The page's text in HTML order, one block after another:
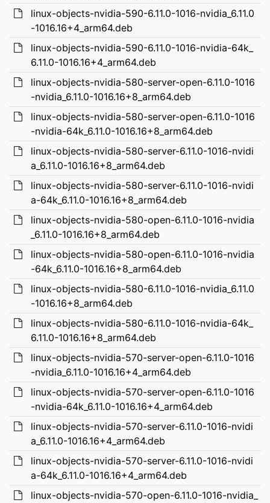
linux-objects-nvidia-590-6.11.0-1016-nvidia_6.11.0
-1016.16+4_arm64.deb
linux-objects-nvidia-590-6.11.0-1016-nvidia-64k_
6.11.0-1016.16+4_arm64.deb
linux-objects-nvidia-580-server-open-6.11.0-1016
-nvidia_6.11.0-1016.16+8_arm64.deb
linux-objects-nvidia-580-server-open-6.11.0-1016
-nvidia-64k_6.11.0-1016.16+8_arm64.deb
linux-objects-nvidia-580-server-6.11.0-1016-nvidi
a_6.11.0-1016.16+8_arm64.deb
linux-objects-nvidia-580-server-6.11.0-1016-nvidi
a-64k_6.11.0-1016.16+8_arm64.deb
linux-objects-nvidia-580-open-6.11.0-1016-nvidia
_6.11.0-1016.16+8_arm64.deb
linux-objects-nvidia-580-open-6.11.0-1016-nvidia
-64k_6.11.0-1016.16+8_arm64.deb
linux-objects-nvidia-580-6.11.0-1016-nvidia_6.11.0
-1016.16+8_arm64.deb
linux-objects-nvidia-580-6.11.0-1016-nvidia-64k_
6.11.0-1016.16+8_arm64.deb
linux-objects-nvidia-570-server-open-6.11.0-1016
-nvidia_6.11.0-1016.16+4_arm64.deb
linux-objects-nvidia-570-server-open-6.11.0-1016
-nvidia-64k_6.11.0-1016.16+4_arm64.deb
linux-objects-nvidia-570-server-6.11.0-1016-nvidi
a_6.11.0-1016.16+4_arm64.deb
linux-objects-nvidia-570-server-6.11.0-1016-nvidi
a-64k_6.11.0-1016.16+4_arm64.deb
linux-objects-nvidia-570-open-6.11.0-1016-nvidia_